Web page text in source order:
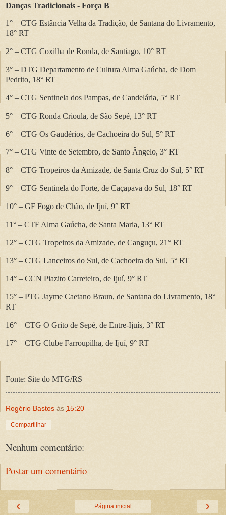
Danças Tradicionais - Força B
1° – CTG Estância Velha da Tradição, de Santana do Livramento,
18° RT
2° – CTG Coxilha de Ronda, de Santiago, 10° RT
3° – DTG Departamento de Cultura Alma Gaúcha, de Dom
Pedrito, 18° RT
4° – CTG Sentinela dos Pampas, de Candelária, 5° RT
5° – CTG Ronda Crioula, de São Sepé, 13° RT
6° – CTG Os Gaudérios, de Cachoeira do Sul, 5° RT
7° – CTG Vinte de Setembro, de Santo Ângelo, 3° RT
8° – CTG Tropeiros da Amizade, de Santa Cruz do Sul, 5° RT
9° – CTG Sentinela do Forte, de Caçapava do Sul, 18° RT
10° – GF Fogo de Chão, de Ijuí, 9° RT
11° – CTF Alma Gaúcha, de Santa Maria, 13° RT
12° – CTG Tropeiros da Amizade, de Canguçu, 21° RT
13° – CTG Lanceiros do Sul, de Cachoeira do Sul, 5° RT
14° – CCN Piazito Carreteiro, de Ijuí, 9° RT
15° – PTG Jayme Caetano Braun, de Santana do Livramento, 18°
RT
16° – CTG O Grito de Sepé, de Entre-Ijuís, 3° RT
17° – CTG Clube Farroupilha, de Ijuí, 9° RT
Fonte: Site do MTG/RS
Rogério Bastos às 15:20
Compartilhar
Nenhum comentário:
Postar um comentário
‹ ›
Página inicial